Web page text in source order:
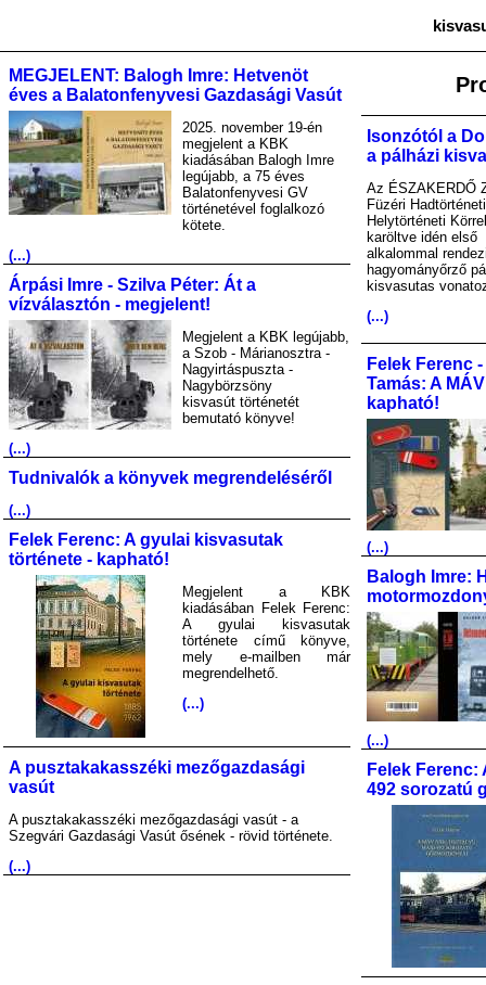
MEGJELENT: Balogh Imre: Hetvenöt
éves a Balatonfenyvesi Gazdasági Vasút
2025. november 19-én
megjelent a KBK
kiadásában Balogh Imre
legújabb, a 75 éves
Balatonfenyvesi GV
történetével foglalkozó
kötete.
(...)
Árpási Imre - Szilva Péter: Át a
vízválasztón - megjelent!
Megjelent a KBK legújabb,
a Szob - Márianosztra -
Nagyirtáspuszta -
Nagybörzsöny
kisvasút történetét
bemutató könyve!
(...)
Tudnivalók a könyvek megrendeléséről
(...)
Felek Ferenc: A gyulai kisvasutak
története - kapható!
Megjelent a KBK
kiadásában Felek Ferenc:
A gyulai kisvasutak
története című könyve,
mely e-mailben már
megrendelhető.
(...)
A pusztakakasszéki mezőgazdasági
vasút
A pusztakakasszéki mezőgazdasági vasút - a
Szegvári Gazdasági Vasút ősének - rövid története.
(...)
Isonzótól a
a pálházi
Az ÉSZAKERDŐ
Füzéri
Helytörténeti Körrel
karöltve idén első
alkalommal
hagyományőrző
kisvasutas
(...)
Felek Ferenc
Tamás: A
kapható!
(...)
Balogh Imre:
(...)
Felek Ferenc:
492 sorozatú